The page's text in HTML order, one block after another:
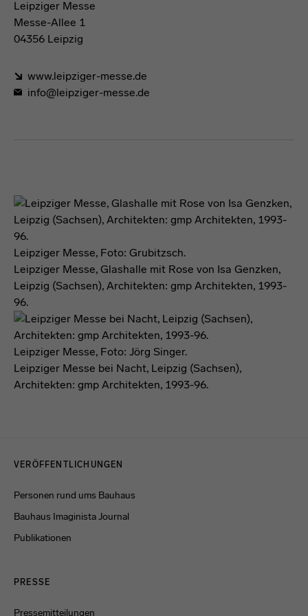
Leipziger Messe
Messe-Allee 1
04356 Leipzig
www.leipziger-messe.de
info@leipziger-messe.de
Leipziger Messe, Foto: Grubitzsch.
Leipziger Messe, Glashalle mit Rose von Isa Genzken,
Leipzig (Sachsen), Architekten: gmp Architekten, 1993-
96.
Leipziger Messe, Foto: Jörg Singer.
Leipziger Messe bei Nacht, Leipzig (Sachsen),
Architekten: gmp Architekten, 1993-96.
VERÖFFENTLICHUNGEN
Personen rund ums Bauhaus
Bauhaus Imaginista Journal
Publikationen
PRESSE
Pressemitteilungen